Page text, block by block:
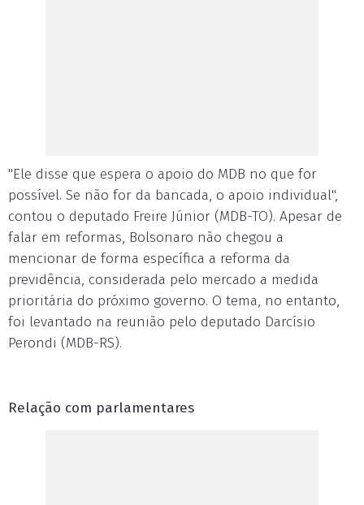
"Ele disse que espera o apoio do MDB no que for
possível. Se não for da bancada, o apoio individual",
contou o deputado Freire Júnior (MDB-TO). Apesar de
falar em reformas, Bolsonaro não chegou a
mencionar de forma específica a reforma da
previdência, considerada pelo mercado a medida
prioritária do próximo governo. O tema, no entanto,
foi levantado na reunião pelo deputado Darcísio
Perondi (MDB-RS).
Relação com parlamentares